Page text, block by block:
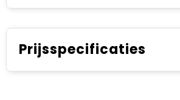
Prijsspecificaties